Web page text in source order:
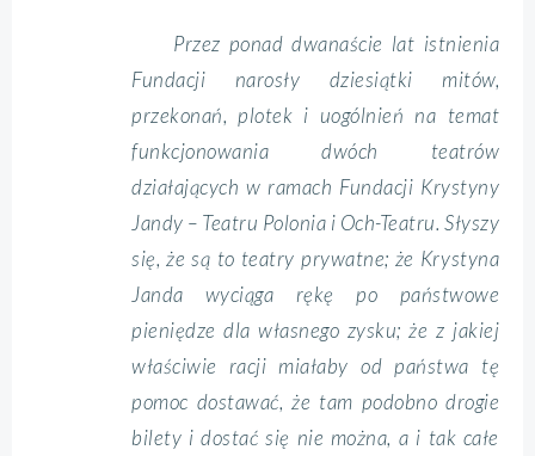
Przez ponad dwanaście lat istnienia
Fundacji narosły dziesiątki mitów,
przekonań, plotek i uogólnień na temat
funkcjonowania dwóch teatrów
działających w ramach Fundacji Krystyny
Jandy – Teatru Polonia i Och-Teatru. Słyszy
się, że są to teatry prywatne; że Krystyna
Janda wyciąga rękę po państwowe
pieniędze dla własnego zysku; że z jakiej
właściwie racji miałaby od państwa tę
pomoc dostawać, że tam podobno drogie
bilety i dostać się nie można, a i tak całe